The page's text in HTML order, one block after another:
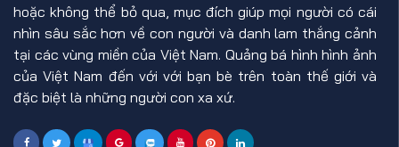
hoặc không thể bỏ qua, mục đích giúp mọi người có cái
nhìn sâu sắc hơn về con người và danh lam thắng cảnh
tại các vùng miền của Việt Nam. Quảng bá hình hình ảnh
của Việt Nam đến với với bạn bè trên toàn thế giới và
đặc biệt là những người con xa xứ.